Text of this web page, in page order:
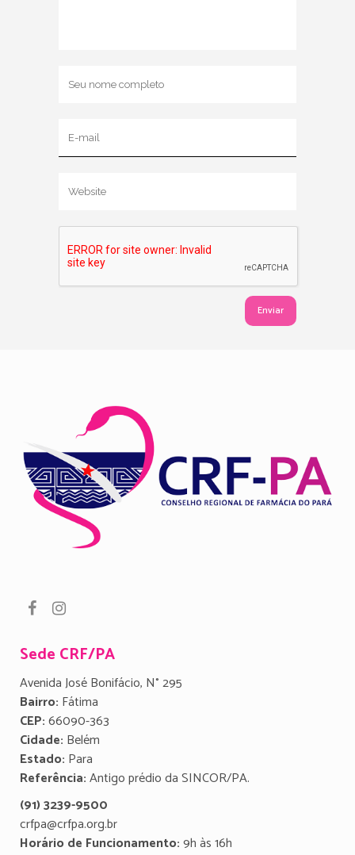
Sede CRF/PA
Avenida José Bonifácio, N° 295
Bairro: Fátima
CEP:66090-363
Cidade: Belém
Estado: Para
Referência:Antigo prédio da SINCOR/PA.
(91) 3239-9500
crfpa@crfpa.org.br
Horário de Funcionamento:9h às 16h